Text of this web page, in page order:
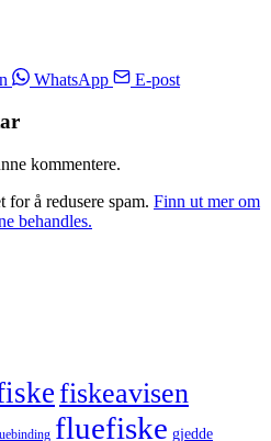
WhatsApp E-post
kommentere.
for å redusere spam. Finn ut mer om
behandles.
fiskeavisen
fluefiske gjedde